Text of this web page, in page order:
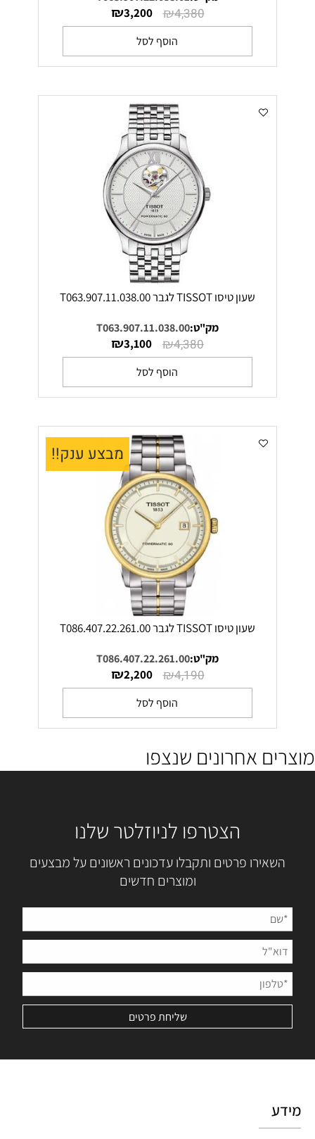
₪4,380
₪3,200
הוסף לסל
שעון טיסו TISSOT לגבר T063.907.11.038.00
מק"ט:T063.907.11.038.00
₪4,380
₪3,100
הוסף לסל
מבצע ענק!!
שעון טיסו TISSOT לגבר T086.407.22.261.00
מק"ט:T086.407.22.261.00
₪4,190
₪2,200
הוסף לסל
מוצרים אחרונים שנצפו
הצטרפו לניוזלטר שלנו
השאירו פרטים ותקבלו עדכונים ראשונים על מבצעים
ומוצרים חדשים
מידע